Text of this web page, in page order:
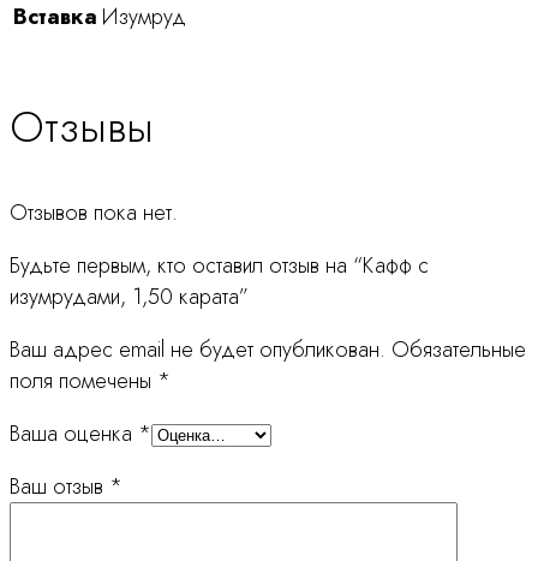
Вставка Изумруд
Отзывы
Отзывов пока нет.
Будьте первым, кто оставил отзыв на “Кафф с
изумрудами, 1,50 карата”
Ваш адрес email не будет опубликован. Обязательные
поля помечены *
Ваша оценка *
Ваш отзыв *